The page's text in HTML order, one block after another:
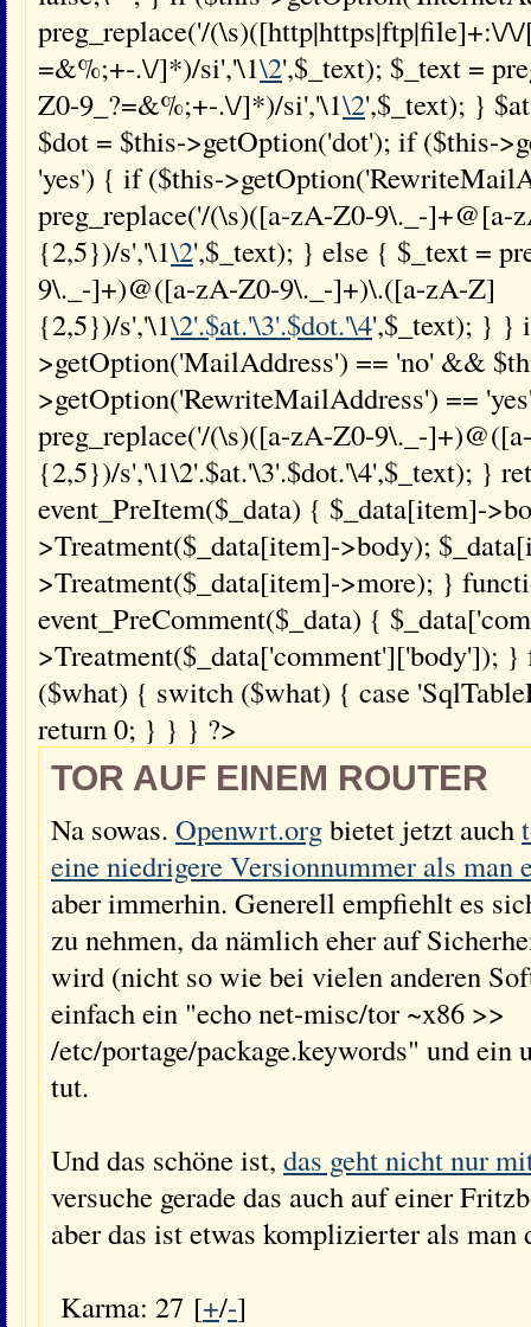
preg_replace('/(\s)([http|https|ftp|file]+:\/
=&%;+-.\/]*)/si','\1\2',$_text); $_text =
Z0-9_?=&%;+-.\/]*)/si','\1\2',$_text); }
$dot = $this->getOption('dot'); if ($this-
'yes') { if ($this-
preg_replace('/(\s)([a-zA-Z0-9\._-
{2,5})/s','\1\2',$_text); } else { $_text =
9\._-]+)@([a-zA-Z0-9\._-]+)\.([a-zA-Z]
{2,5})/s','\1\2'.$at.'\3'.$dot.'\4',$_text); } }
>getOption('MailAddress') == 'no' &&
>getOption('RewriteMailAddress') ==
preg_replace('/(\s)([a-zA-Z0-9\._-
{2,5})/s','\1\2'.$at.'\3'.$dot.'\4',$_text); }
event_PreItem($_data) { $_data[item]-
>Treatment($_data[item]->body);
>Treatment($_data[item]->more); }
event_PreComment($_data) {
>Treatment($_data['comment']['body']); }
($what) { switch ($what) { case
return 0; } } } ?>
TOR AUF EINEM ROUTER
Na sowas. Openwrt.orgbietet jetzt auch
eine niedrigere Versionnummer als man
aber immerhin. Generell empfiehlt es
zu nehmen, da nämlich eher auf
wird (nicht so wie bei vielen anderen
einfach ein "echo net-misc/tor ~x86 >>
/etc/portage/package.keywords" und ein
tut.
Und das schöne ist, das geht nicht nur
versuche gerade das auch auf einer
aber das ist etwas komplizierter als man
Karma: 27 [+/-]